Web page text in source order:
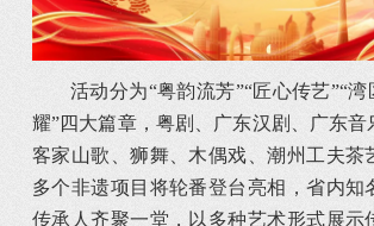
活动分为“粤韵流芳”“匠心传艺”“湾
耀”四大篇章，粤剧、广东汉剧、广东音
客家山歌、狮舞、木偶戏、潮州工夫茶
多个非遗项目将轮番登台亮相，省内知
传承人齐聚一堂，以多种艺术形式展示